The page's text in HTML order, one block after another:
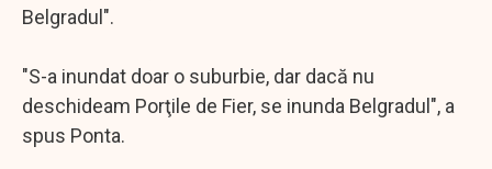
Belgradul".
"S-a inundat doar o suburbie, dar dacă nu
deschideam Porţile de Fier, se inunda Belgradul", a
spus Ponta.